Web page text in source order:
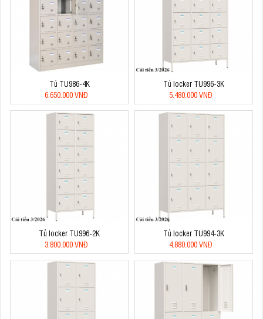
Tủ TU986-4K
6.650.000 VNĐ
Tủ locker TU996-3K
5.480.000 VNĐ
Tủ locker TU996-2K
3.800.000 VNĐ
Tủ locker TU994-3K
4.880.000 VNĐ